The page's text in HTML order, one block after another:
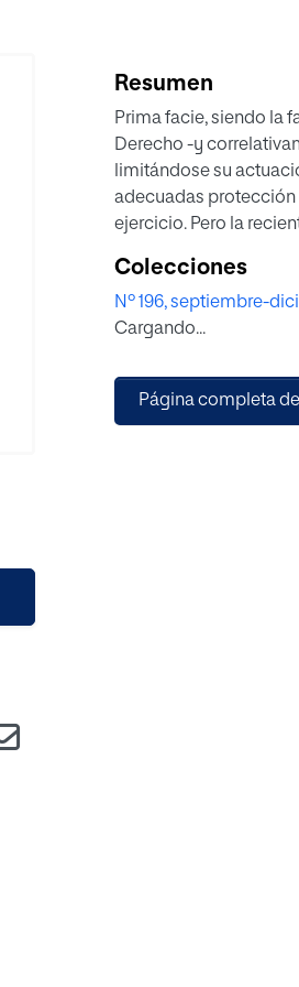
Resumen
Prima facie, siendo la
Derecho -y
limitándose su
adecuadas protección
ejercicio. Pero la
respectivas
funciones
limitaran a cumplir sus
cumple
Colecciones
Nº 196, septiembre-
Cargando...
Página completa